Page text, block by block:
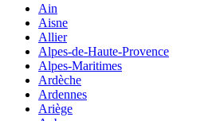
Ain
Aisne
Allier
Alpes-de-Haute-Provence
Alpes-Maritimes
Ardèche
Ardennes
Ariège